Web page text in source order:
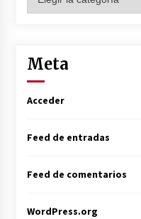
Meta
Acceder
Feed de entradas
Feed de comentarios
WordPress.org